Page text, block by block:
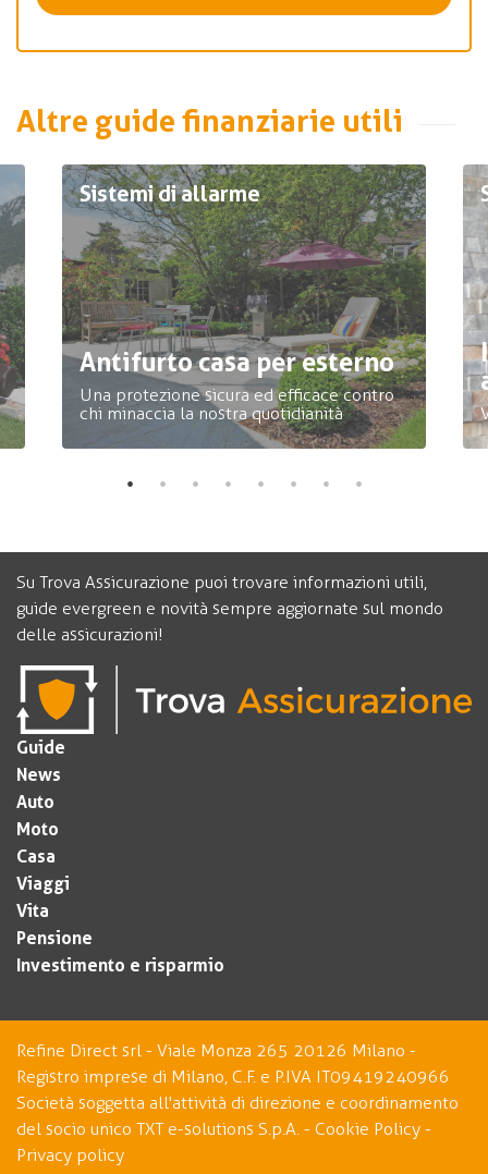
Altre guide finanziarie utili
Sistemi di allarme
Antifurto casa per esterno
Una protezione sicura ed efficace contro
chi minaccia la nostra quotidianità
Su Trova Assicurazione puoi trovare informazioni utili,
guide evergreen e novità sempre aggiornate sul mondo
delle assicurazioni!
Guide
News
Auto
Moto
Casa
Viaggi
Vita
Pensione
Investimento e risparmio
Refine Direct srl - Viale Monza 265 20126 Milano -
Registro imprese di Milano, C.F. e P.IVA IT09419240966
Società soggetta all'attività di direzione e coordinamento
del socio unico TXT e-solutions S.p.A. - Cookie Policy -
Privacy policy